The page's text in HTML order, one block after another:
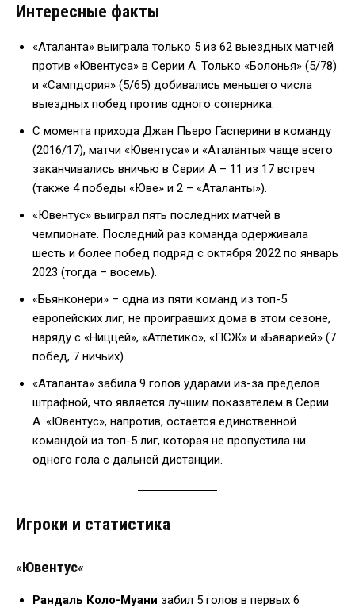
Интересные факты
«Аталанта» выиграла только 5 из 62 выездных матчей
против «Ювентуса» в Серии А. Только «Болонья» (5/78)
и «Сампдория» (5/65) добивались меньшего числа
выездных побед против одного соперника.
С момента прихода Джан Пьеро Гасперини в команду
(2016/17), матчи «Ювентуса» и «Аталанты» чаще всего
заканчивались вничью в Серии А – 11 из 17 встреч
(также 4 победы «Юве» и 2 – «Аталанты»).
«Ювентус» выиграл пять последних матчей в
чемпионате. Последний раз команда одерживала
шесть и более побед подряд с октября 2022 по январь
2023 (тогда – восемь).
«Бьянконери» – одна из пяти команд из топ-5
европейских лиг, не проигравших дома в этом сезоне,
наряду с «Ниццей», «Атлетико», «ПСЖ» и «Баварией» (7
побед, 7 ничьих).
«Аталанта» забила 9 голов ударами из-за пределов
штрафной, что является лучшим показателем в Серии
А. «Ювентус», напротив, остается единственной
командой из топ-5 лиг, которая не пропустила ни
одного гола с дальней дистанции.
Игроки и статистика
«Ювентус«
Рандаль Коло-Муани забил 5 голов в первых 6